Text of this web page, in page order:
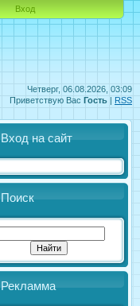
Четверг, 06.08.2026, 03:09
Приветствую Вас Гость | RSS
Вход
Вход на сайт
Поиск
Рекламма